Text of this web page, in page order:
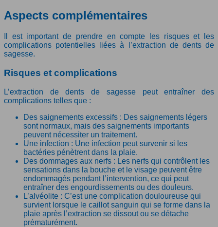
Aspects complémentaires
Il est important de prendre en compte les risques et les
complications potentielles liées à l’extraction de dents de
sagesse.
Risques et complications
L’extraction de dents de sagesse peut entraîner des
complications telles que :
Des saignements excessifs : Des saignements légers
sont normaux, mais des saignements importants
peuvent nécessiter un traitement.
Une infection : Une infection peut survenir si les
bactéries pénètrent dans la plaie.
Des dommages aux nerfs : Les nerfs qui contrôlent les
sensations dans la bouche et le visage peuvent être
endommagés pendant l’intervention, ce qui peut
entraîner des engourdissements ou des douleurs.
L’alvéolite : C’est une complication douloureuse qui
survient lorsque le caillot sanguin qui se forme dans la
plaie après l’extraction se dissout ou se détache
prématurément.